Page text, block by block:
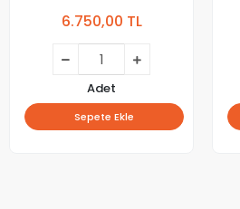
6.750,00 TL
Adet
Sepete Ekle